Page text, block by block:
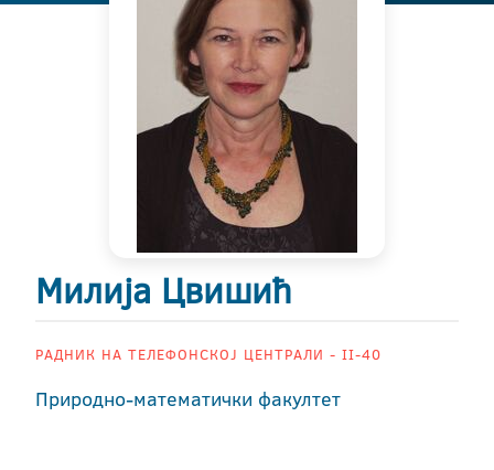
Милија Цвишић
РАДНИК НА ТЕЛЕФОНСКОЈ ЦЕНТРАЛИ - II-40
Природно-математички факултет